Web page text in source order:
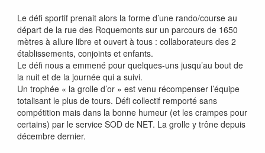
Le défi sportif prenait alors la forme d’une rando/course au
départ de la rue des Roquemonts sur un parcours de 1650
mètres à allure libre et ouvert à tous : collaborateurs des 2
établissements, conjoints et enfants.
Le défi nous a emmené pour quelques-uns jusqu’au bout de
la nuit et de la journée qui a suivi.
Un trophée « la grolle d’or » est venu récompenser l’équipe
totalisant le plus de tours. Défi collectif remporté sans
compétition mais dans la bonne humeur (et les crampes pour
certains) par le service SOD de NET. La grolle y trône depuis
décembre dernier.